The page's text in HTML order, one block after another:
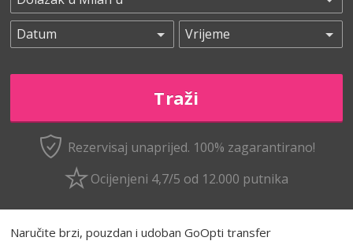
Rezervisaj unaprijed. 100% zagarantirano!
Ocijenjeni 4,7/5 od 12.000 putnika
Naručite brzi, pouzdan i udoban GoOpti transfer